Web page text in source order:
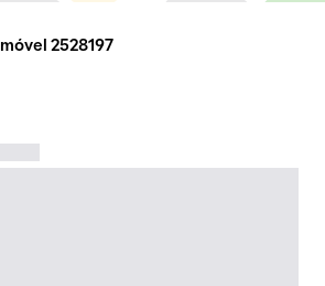
Imóvel 2528197